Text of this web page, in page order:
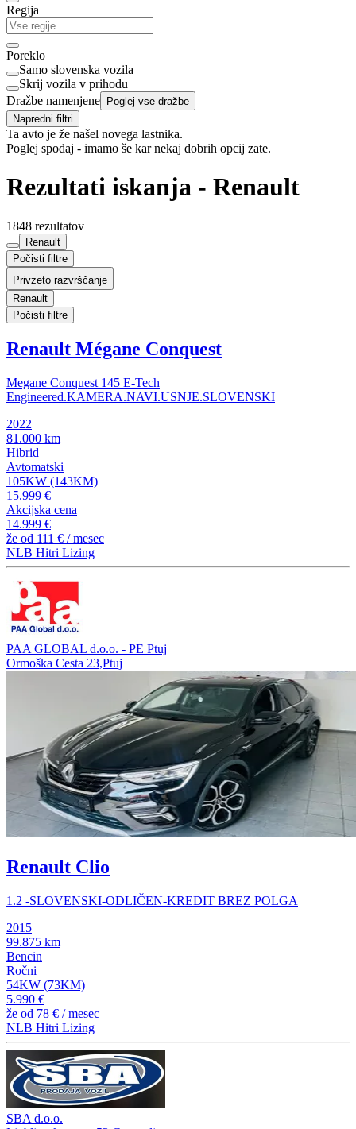
Regija
Poreklo
Samo slovenska vozila
Skrij vozila v prihodu
Dražbe namenjene Poglej vse dražbe
Napredni filtri
Ta avto je že našel novega lastnika.
Poglej spodaj - imamo še kar nekaj dobrih opcij zate.
Rezultati iskanja - Renault
1848 rezultatov
Renault
Počisti filtre
Privzeto razvrščanje
Renault
Počisti filtre
Renault Mégane Conquest
Megane Conquest 145 E-Tech
Engineered.KAMERA.NAVI.USNJE.SLOVENSKI
2022
81.000 km
Hibrid
Avtomatski
105KW (143KM)
15.999 €
Akcijska cena
14.999 €
že od 111 € / mesec
NLB Hitri Lizing
PAA GLOBAL d.o.o. - PE Ptuj
Ormoška Cesta 23,Ptuj
Renault Clio
1.2 -SLOVENSKI-ODLIČEN-KREDIT BREZ POLGA
2015
99.875 km
Bencin
Ročni
54KW (73KM)
5.990 €
že od 78 € / mesec
NLB Hitri Lizing
SBA d.o.o.